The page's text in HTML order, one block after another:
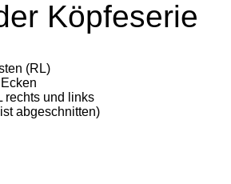
Köpfeserie
(RL)
rechts und links
abgeschnitten)